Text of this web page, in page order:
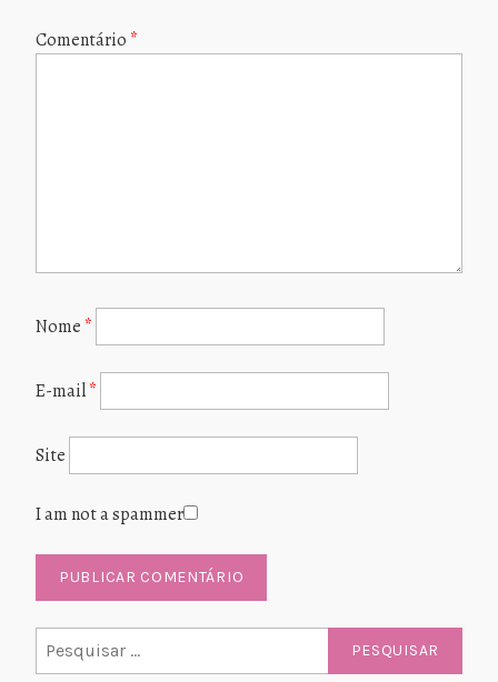
Comentário *
Nome *
E-mail*
Site
I am not a spammer
por: